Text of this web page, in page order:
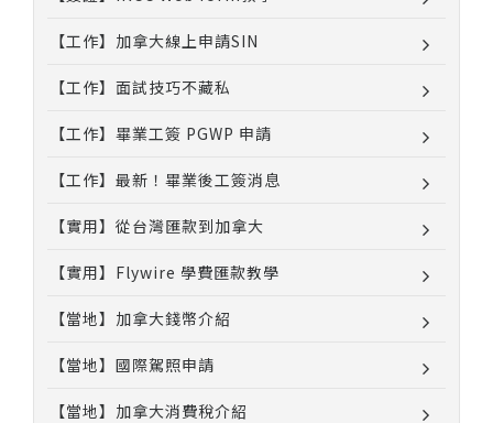
【工作】加拿大線上申請SIN
【工作】面試技巧不藏私
【工作】畢業工簽 PGWP 申請
【工作】最新！畢業後工簽消息
【實用】從台灣匯款到加拿大
【實用】Flywire 學費匯款教學
【當地】加拿大錢幣介紹
【當地】國際駕照申請
【當地】加拿大消費稅介紹